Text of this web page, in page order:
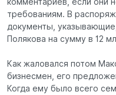
требованиям. В
документы,
Полякова на сумму в 12
Как жаловался потом
бизнесмен, его
Когда ему было всего